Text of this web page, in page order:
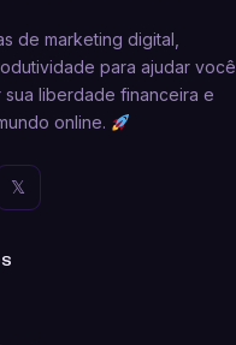
de marketing digital,
para ajudar você
sua liberdade financeira e
online.
𝕏